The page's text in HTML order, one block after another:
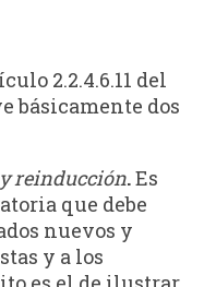
2.2.4.6.11 del
básicamente dos
reinducción.Es
que debe
nuevos y
y a los